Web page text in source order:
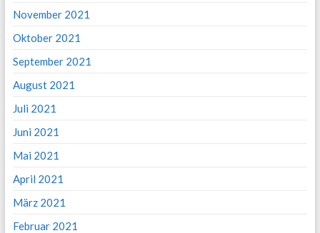
November 2021
Oktober 2021
September 2021
August 2021
Juli 2021
Juni 2021
Mai 2021
April 2021
März 2021
Februar 2021